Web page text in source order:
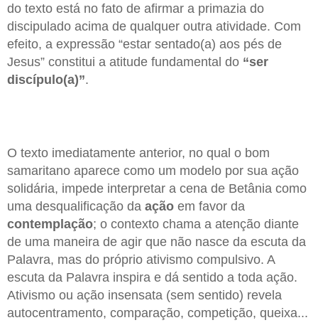
do texto está no fato de afirmar a primazia do
discipulado acima de qualquer outra atividade. Com
efeito, a expressão “estar sentado(a) aos pés de
Jesus” constitui a atitude fundamental do “ser
discípulo(a)”.
O texto imediatamente anterior, no qual o bom
samaritano aparece como um modelo por sua ação
solidária, impede interpretar a cena de Betânia como
uma desqualificação da ação em favor da
contemplação; o contexto chama a atenção diante
de uma maneira de agir que não nasce da escuta da
Palavra, mas do próprio ativismo compulsivo. A
escuta da Palavra inspira e dá sentido a toda ação.
Ativismo ou ação insensata (sem sentido) revela
autocentramento, comparação, competição, queixa...